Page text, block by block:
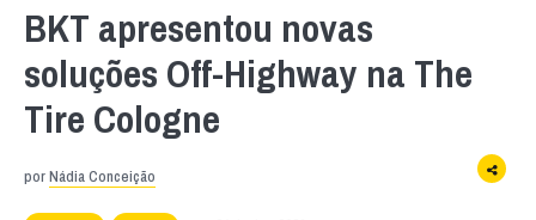
BKT apresentou novas
soluções Off-Highway na The
Tire Cologne
porNádia Conceição